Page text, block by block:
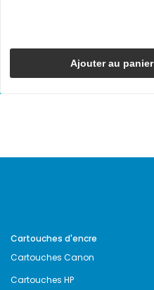
Ajouter au panier
Cartouches d'encre
Cartouches Canon
Cartouches HP